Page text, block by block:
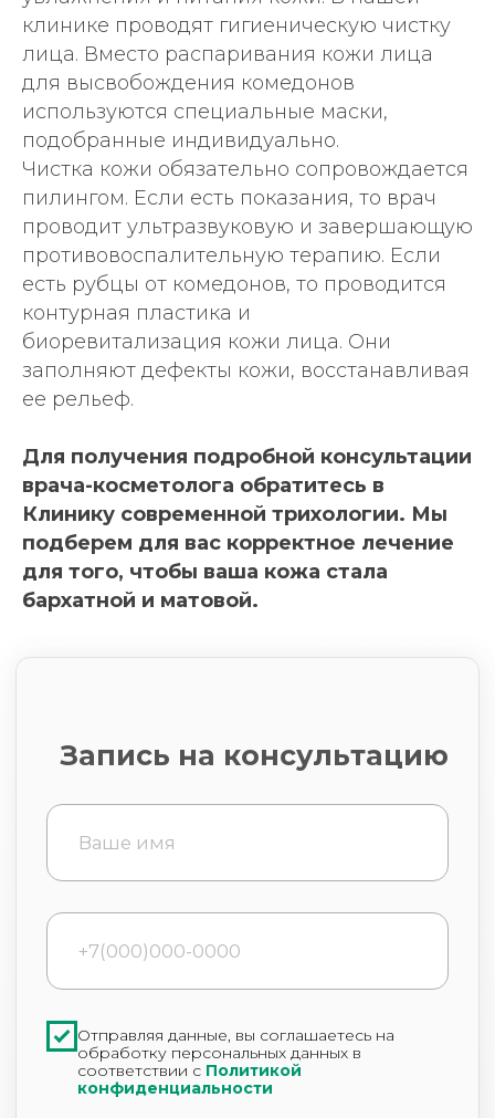
клинике проводят гигиеническую чистку
лица. Вместо распаривания кожи лица
для высвобождения комедонов
используются специальные маски,
подобранные индивидуально.
Чистка кожи обязательно сопровождается
пилингом. Если есть показания, то врач
проводит ультразвуковую и завершающую
противовоспалительную терапию. Если
есть рубцы от комедонов, то проводится
контурная пластика и
биоревитализация кожи лица. Они
заполняют дефекты кожи, восстанавливая
ее рельеф.
Для получения подробной консультации
врача-косметолога обратитесь в
Клинику современной трихологии. Мы
подберем для вас корректное лечение
для того, чтобы ваша кожа стала
бархатной и матовой.
Политика конфиденциальности
1112468029079
info@24tricholog.ru
ООО «Клиника современной трихологии»
Договор возмездного
вмешательство
+7 (391) 255-15-58
Анна Побилат
Клиника